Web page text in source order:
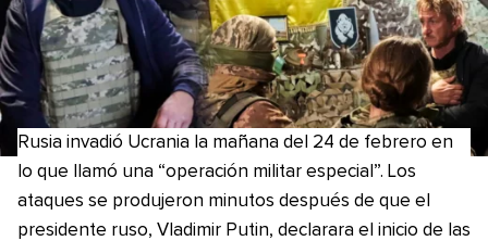
Rusia invadió Ucrania la mañana del 24 de febrero en
lo que llamó una “operación militar especial”. Los
ataques se produjeron minutos después de que el
presidente ruso, Vladimir Putin, declarara el inicio de las